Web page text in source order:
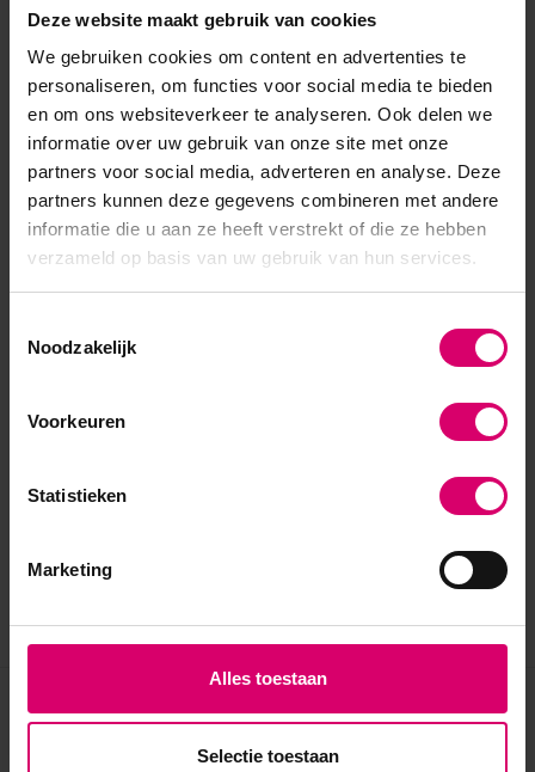
Deze website maakt gebruik van cookies
We gebruiken cookies om content en advertenties te
personaliseren, om functies voor social media te bieden
en om ons websiteverkeer te analyseren. Ook delen we
informatie over uw gebruik van onze site met onze
partners voor social media, adverteren en analyse. Deze
partners kunnen deze gegevens combineren met andere
informatie die u aan ze heeft verstrekt of die ze hebben
verzameld op basis van uw gebruik van hun services.
Noodzakelijk
Voorkeuren
Statistieken
Marketing
Alles toestaan
Selectie toestaan
Product specificaties
Artikelnummer 33525
SKU 477568
Eerder bekeken